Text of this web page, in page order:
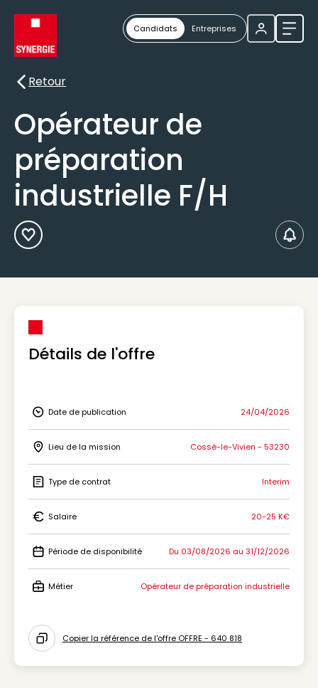
Candidats Entreprises
Retour
Retour
Opérateur de
préparation
industrielle F/H
Ajouter aux Favoris
Détails de l'offre
Icon Date de publication
Date de publication 24/04/2026
Icon Lieu de la mission
Lieu de la mission Cossé-le-Vivien - 53230
Icon Type de contrat
Type de contrat Interim
Icon Salaire
Salaire 20-25 K€
Icon Période de disponibilité
Période de disponibilité Du 03/08/2026 au 31/12/2026
Métier Opérateur de préparation industrielle
Icon copy to clipboard
Copier la référence de l'offre OFFRE - 640 818